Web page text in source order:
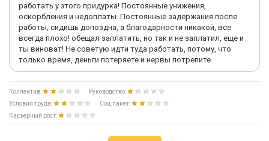
работать у этого придурка! Постоянные унижения,
оскорбления и недоплаты. Постоянные задержания после
работы, сидишь допоздна, а благодарности никакой, все
всегда плохо! обещал заплатить, но так и не заплатил, еще и
ты виноват! Не советую идти туда работать, потому, что
только время, деньги потеряете и нервы потрепите
Коллектив:
Руководство:
Условия труда:
Соц.пакет:
Карьерный рост: